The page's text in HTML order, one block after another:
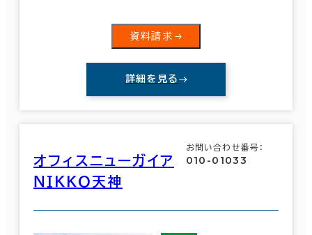
資料請求
詳細を見る
オフィスニューガイア
ＮＩＫＫＯ天神
お問い合わせ番号：
010-01033